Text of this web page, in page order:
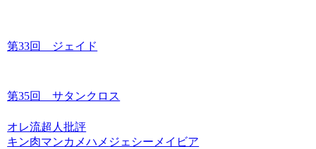
第33回 ジェイド
第35回 サタンクロス
オレ流超人批評
キン肉マンカメハメ ジェシーメイビア